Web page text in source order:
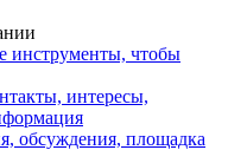
инструменты, чтобы
интересы,
обсуждения, площадка